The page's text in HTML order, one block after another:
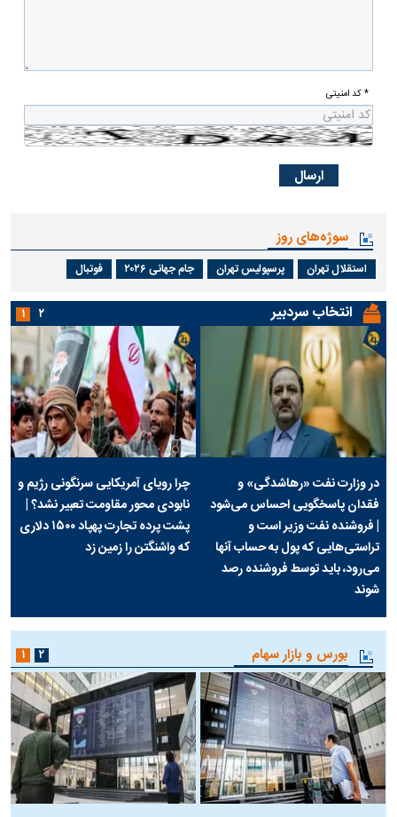
* کد امنیتی
سوژه‌های روز
استقلال تهران پرسپولیس تهران جام جهانی ۲۰۲۶ فوتبال
انتخاب سردبیر
در وزارت نفت «رهاشدگی» و
فقدان پاسخگویی احساس می‌شود
| فروشنده نفت وزیر است و
تراستی‌هایی که پول به حساب آنها
می‌رود، باید توسط فروشنده رصد
شوند
چرا رویای آمریکایی سرنگونی رژیم و
نابودی محور مقاومت تعبیر نشد؟ |
پشت پرده تجارت پهپاد‌ ۱۵۰۰ دلاری
که واشنگتن را زمین زد
۱ ۲
بورس و بازار سهام ۱ ۲